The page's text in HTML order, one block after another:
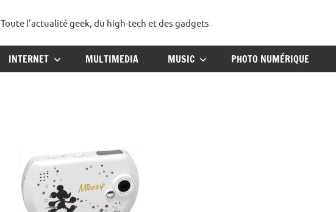
lebloggadget
Toute l'actualité geek, du high-tech et des gadgets
INTERNET MULTIMEDIA MUSIC PHOTO NUMÉRIQUE